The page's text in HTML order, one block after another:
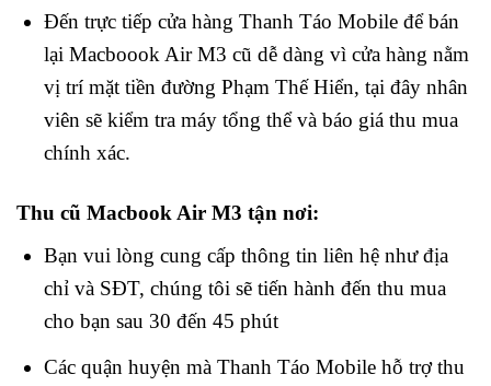
Đến trực tiếp cửa hàng Thanh Táo Mobile để bán
lại Macboook Air M3 cũ dễ dàng vì cửa hàng nằm
vị trí mặt tiền đường Phạm Thế Hiển, tại đây nhân
viên sẽ kiểm tra máy tổng thể và báo giá thu mua
chính xác.
Thu cũ Macbook Air M3 tận nơi:
Bạn vui lòng cung cấp thông tin liên hệ như địa
chỉ và SĐT, chúng tôi sẽ tiến hành đến thu mua
cho bạn sau 30 đến 45 phút
Các quận huyện mà Thanh Táo Mobile hỗ trợ thu